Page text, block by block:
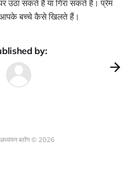
उठा सकते हैं या गिरा सकते हैं। प्रेम
बच्चे कैसे खिलते हैं।
by:
ब्लॉग © 2026